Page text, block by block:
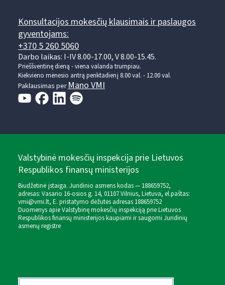
Konsultacijos mokesčių klausimais ir paslaugos
gyventojams:
+370 5 260 5060
Darbo laikas: I-IV 8.00-17.00, V 8.00-15.45.
Prieššventinę dieną - viena valanda trumpiau.
Kiekvieno mėnesio antrą penktadienį 8.00 val. - 12.00 val.
Paklausimas perMano VMI
Valstybinė mokesčių inspekcija prie Lietuvos
Respublikos finansų ministerijos
Biudžetinė įstaiga. Juridinio asmens kodas — 188659752,
adresas: Vasario 16-osios g. 14, 01107 Vilnius, Lietuva, el.paštas:
vmi@vmi.lt, E. pristatymo dėžutės adresas 188659752
Duomenys apie Valstybinę mokesčių inspekciją prie Lietuvos
Respublikos finansų ministerijos kaupiami ir saugomi Juridinių
asmenų registre